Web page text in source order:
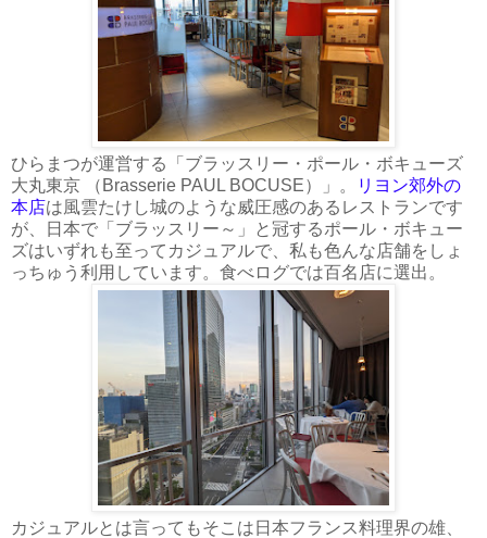
ひらまつが運営する「ブラッスリー・ポール・ボキューズ
大丸東京 （Brasserie PAUL BOCUSE）」。
リヨン郊外の
本店は風雲たけし城のような威圧感のあるレストランです
が、日本で「ブラッスリー～」と冠するポール・ボキュー
ズはいずれも至ってカジュアルで、私も色んな店舗をしょ
っちゅう利用しています。食べログでは百名店に選出。
カジュアルとは言ってもそこは日本フランス料理界の雄、